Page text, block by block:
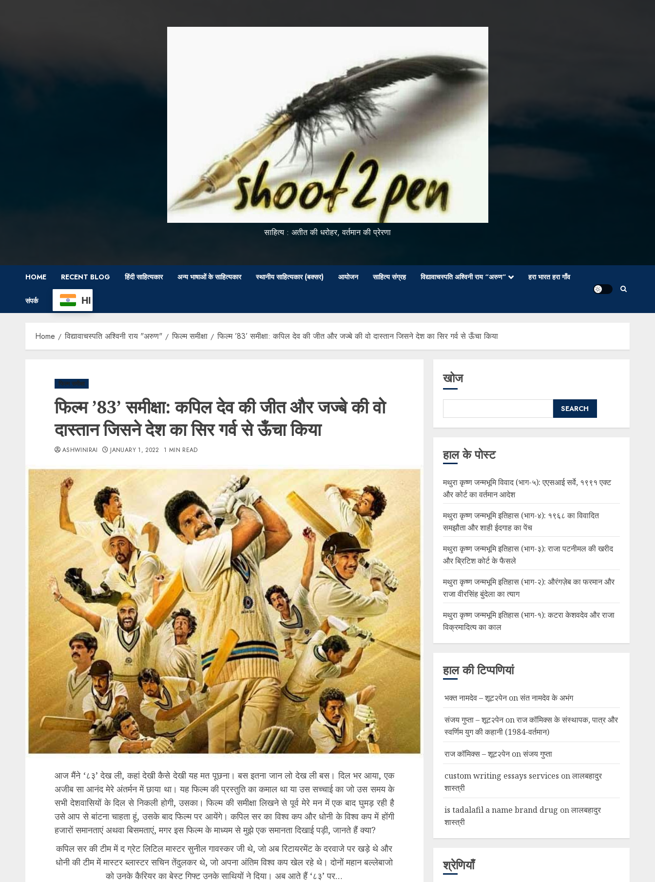
साहित्य : अतीत की धरोहर, वर्तमान की प्रेरणा
HOME RECENT BLOG हिंदी साहित्यकार अन्य भाषाओं के साहित्यकार स्थानीय साहित्यकार (बक्सर) आयोजन साहित्य संग्रह विद्यावाचस्पति अश्विनी राय “अरुण” हरा भारत हरा गाँव
संपर्क HI
Home विद्यावाचस्पति अश्विनी राय "अरुण" फिल्म समीक्षा फिल्म ’83’ समीक्षा: कपिल देव की जीत और जज्बे की वो दास्तान जिसने देश का सिर गर्व से ऊँचा किया
फिल्म समीक्षा
फिल्म ’83’ समीक्षा: कपिल देव की जीत और जज्बे की वो
दास्तान जिसने देश का सिर गर्व से ऊँचा किया
ASHWINIRAI JANUARY 1, 2022 1 MIN READ
आज मैंने ‘८३’ देख ली, कहां देखी कैसे देखी यह मत पूछना। बस इतना जान लो देख ली बस। दिल भर आया, एक
अजीब सा आनंद मेरे अंतर्मन में छाया था। यह फिल्म की प्रस्तुति का कमाल था या उस सच्चाई का जो उस समय के
सभी देशवासियों के दिल से निकली होगी, उसका। फिल्म की समीक्षा लिखने से पूर्व मेरे मन में एक बाद घुमड़ रही है
उसे आप से बांटना चाहता हूं, उसके बाद फिल्म पर आयेंगे। कपिल सर का विश्व कप और धोनी के विश्व कप में होंगी
हजारों समानताएं अथवा बिसमताएं, मगर इस फिल्म के माध्यम से मुझे एक समानता दिखाई पड़ी, जानते हैं क्या?
कपिल सर की टीम में द ग्रेट लिटिल मास्टर सुनील गावस्कर जी थे, जो अब रिटायरमेंट के दरवाजे पर खड़े थे और
धोनी की टीम में मास्टर ब्लास्टर सचिन तेंदुलकर थे, जो अपना अंतिम विश्व कप खेल रहे थे। दोनों महान बल्लेबाजो
को उनके कैरियर का बेस्ट गिफ्ट उनके साथियों ने दिया। अब आते हैं ‘८३’ पर…
खोज
SEARCH
हाल के पोस्ट
मथुरा कृष्ण जन्मभूमि विवाद (भाग-५): एएसआई सर्वे, १९९१ एक्ट
और कोर्ट का वर्तमान आदेश
मथुरा कृष्ण जन्मभूमि इतिहास (भाग-४): १९६८ का विवादित
समझौता और शाही ईदगाह का पेंच
मथुरा कृष्ण जन्मभूमि इतिहास (भाग-३): राजा पटनीमल की खरीद
और ब्रिटिश कोर्ट के फैसले
मथुरा कृष्ण जन्मभूमि इतिहास (भाग-२): औरंगज़ेब का फरमान और
राजा वीरसिंह बुंदेला का त्याग
मथुरा कृष्ण जन्मभूमि इतिहास (भाग-१): कटरा केशवदेव और राजा
विक्रमादित्य का काल
हाल की टिप्पणियां
भक्त नामदेव – शूट२पेनonसंत नामदेव के अभंग
संजय गुप्ता – शूट२पेनonराज कॉमिक्स के संस्थापक, पात्र और
स्वर्णिम युग की कहानी (1984-वर्तमान)
राज कॉमिक्स – शूट२पेनonसंजय गुप्ता
custom writing essays services onलालबहादुर
शास्त्री
is tadalafil a name brand drug onलालबहादुर
शास्त्री
श्रेणियाँ